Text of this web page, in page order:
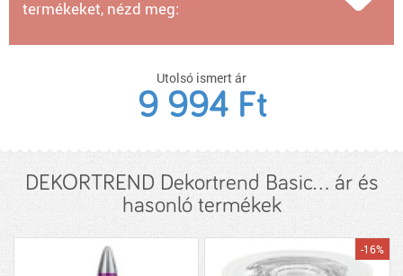
termékeket, nézd meg:
Utolsó ismert ár
9 994 Ft
DEKORTREND Dekortrend Basic... ár és
hasonló termékek
-16%